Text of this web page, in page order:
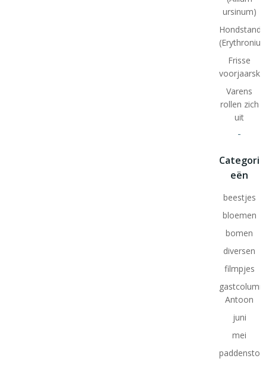
ursinum)
Hondstand
Frisse
Varens
rollen zich
uit
-
Categori
eën
beestjes
bloemen
bomen
diversen
filmpjes
gastcolumn
Antoon
juni
mei